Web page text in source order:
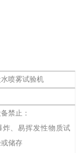
喷雾试验机
禁止：
炸、易挥发性物质试
储存